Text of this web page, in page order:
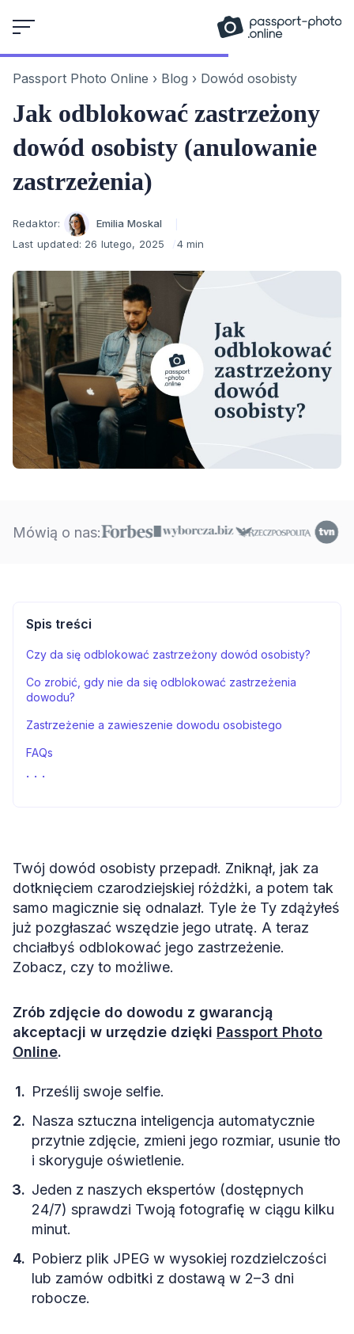
to
Passport Photo Online › Blog › Dowód osobisty
Jak odblokować zastrzeżony
dowód osobisty (anulowanie
zastrzeżenia)
Author
Redaktor:
Emilia Moskal
Last updated: 26 lutego, 2025 4 min
Mówią o nas:
Spis treści
Czy da się odblokować zastrzeżony dowód osobisty?
Co zrobić, gdy nie da się odblokować zastrzeżenia
dowodu?
Zastrzeżenie a zawieszenie dowodu osobistego
FAQs
Źródła
Twój dowód osobisty przepadł. Zniknął, jak za
dotknięciem czarodziejskiej różdżki, a potem tak
samo magicznie się odnalazł. Tyle że Ty zdążyłeś
już pozgłaszać wszędzie jego utratę. A teraz
chciałbyś odblokować jego zastrzeżenie.
Zobacz, czy to możliwe.
Zrób zdjęcie do dowodu z gwarancją
akceptacji w urzędzie dzięki Passport Photo
Online.
Prześlij swoje selfie.
Nasza sztuczna inteligencja automatycznie
przytnie zdjęcie, zmieni jego rozmiar, usunie tło
i skoryguje oświetlenie.
Jeden z naszych ekspertów (dostępnych
24/7) sprawdzi Twoją fotografię w ciągu kilku
minut.
Pobierz plik JPEG w wysokiej rozdzielczości
lub zamów odbitki z dostawą w 2–3 dni
robocze.